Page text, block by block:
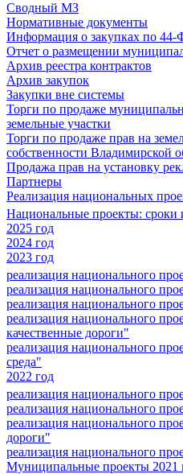
Сводный МЗ
Нормативные документы
Информация о закупках по 44-
Отчет о размещении
Архив реестра контрактов
Архив закупок
Закупки вне системы
Торги по продаже
земельные участки
Торги по продаже прав на
собственности Владимирской
Продажа прав на установку
Партнеры
Реализация национальных
Национальные проекты: сроки
2025 год
2024 год
2023 год
реализация национального
реализация национального
реализация национального
реализация национального
качественные дороги"
реализация национального
среда"
2022 год
реализация национального
реализация национального
реализация национального
дороги"
реализация национального
Муниципальные проекты 2021